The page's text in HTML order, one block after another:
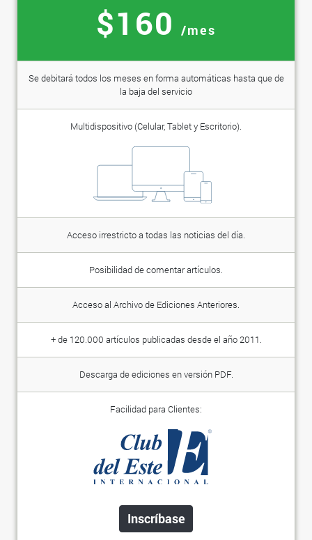
$160 /mes
Se debitará todos los meses en forma automáticas hasta que de
la baja del servicio
Multidispositivo (Celular, Tablet y Escritorio).
Acceso irrestricto a todas las noticias del día.
Posibilidad de comentar artículos.
Acceso al Archivo de Ediciones Anteriores.
+ de 120.000 artículos publicadas desde el año 2011.
Descarga de ediciones en versión PDF.
Facilidad para Clientes:
Inscríbase